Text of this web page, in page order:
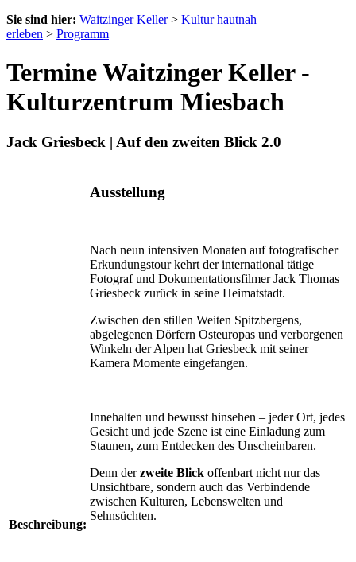
Sie sind hier: Waitzinger Keller> Kultur hautnah
erleben > Programm
Termine Waitzinger Keller -
Kulturzentrum Miesbach
Jack Griesbeck | Auf den zweiten Blick 2.0
Beschreibung:
Ausstellung
Nach neun intensiven Monaten auf fotografischer
Erkundungstour kehrt der international tätige
Fotograf und Dokumentationsfilmer Jack Thomas
Griesbeck zurück in seine Heimatstadt.
Zwischen den stillen Weiten Spitz­bergens,
abgelegenen Dörfern Osteuropas und verborge­nen
Winkeln der Alpen hat Griesbeck mit seiner
Kamera Momente eingefangen.
Innehalten und bewusst hinsehen – jeder Ort, jedes
Gesicht und jede Szene ist eine Einladung zum
Staunen, zum Entdecken des Unscheinbaren.
Denn derzweite Blick offenbart nicht nur das
Unsichtbare, sondern auch das Verbindende
zwischen Kulturen, Lebenswelten und
Sehnsüchten.